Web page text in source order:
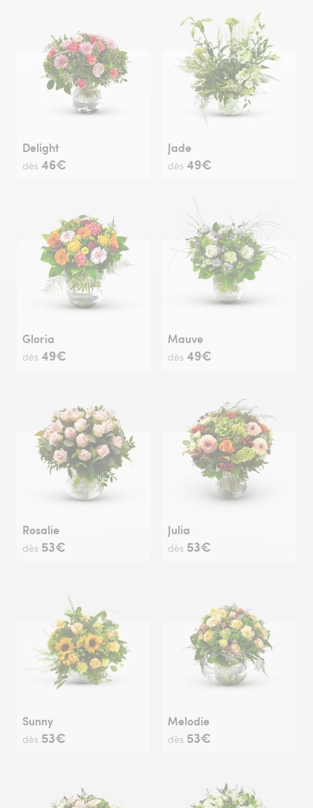
Delight
dès 46€
Jade
dès 49€
Gloria
dès 49€
Mauve
dès 49€
Rosalie
dès 53€
Julia
dès 53€
Sunny
dès 53€
Melodie
dès 53€